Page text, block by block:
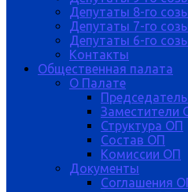
Депутаты 8-го
Депутаты 7-го
Депутаты 6-го
Контакты
Общественная палата
О Палате
Заместители
Структура ОП
Состав ОП
Комиссии ОП
Документы
Соглашения